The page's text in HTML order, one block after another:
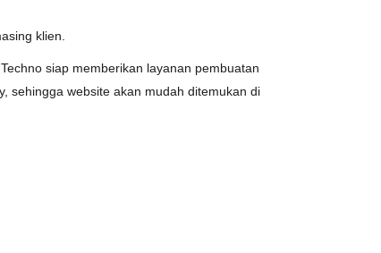
klien.
siap memberikan layanan pembuatan
sehingga website akan mudah ditemukan di